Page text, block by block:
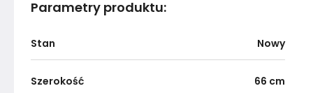
Parametry produktu:
Stan Nowy
Szerokość 66 cm